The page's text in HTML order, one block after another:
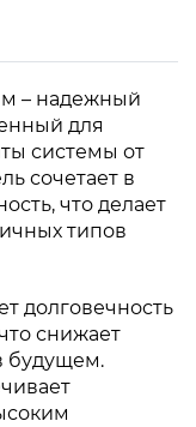
– надежный
для
системы от
сочетает в
что делает
типов
долговечность
снижает
будущем.